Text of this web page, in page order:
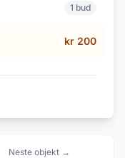
1 bud
kr 200
Neste objekt →